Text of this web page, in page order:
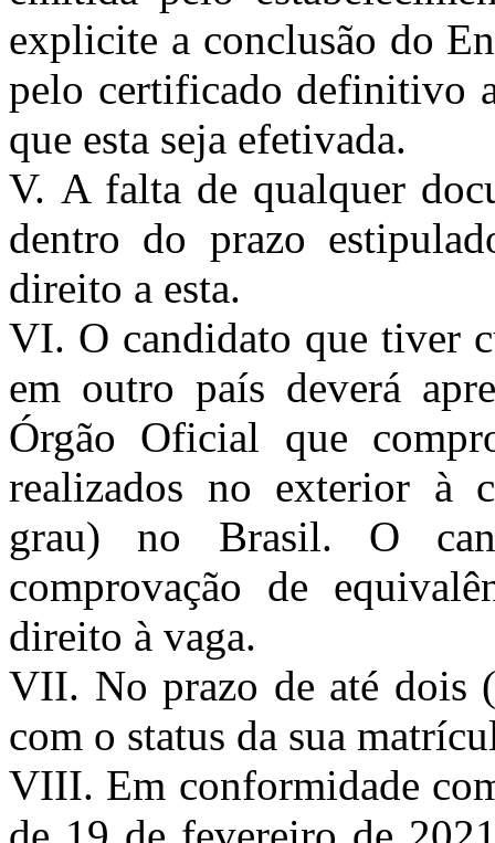
explicite a conclusão do
pelo certificado definitivo
que esta seja efetivada.
V. A falta de qualquer
dentro do prazo
direito a esta.
VI. O candidato que tiver
em outro país deverá
Órgão Oficial que
realizados no exterior à
grau) no Brasil. O
comprovação de
direito à vaga.
VII. No prazo de até dois
com o status da sua
VIII. Em conformidade